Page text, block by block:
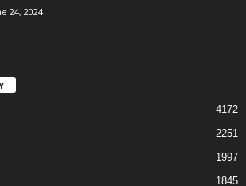
24, 2024
4172
2251
1997
1845